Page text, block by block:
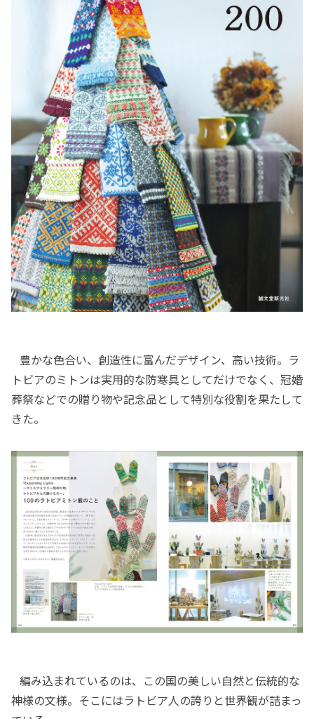
豊かな色合い、創造性に富んだデザイン、高い技術。ラ
トビアのミトンは実用的な防寒具としてだけでなく、冠婚
葬祭などでの贈り物や記念品として特別な役割を果たして
きた。
編み込まれているのは、この国の美しい自然と伝統的な
神様の文様。そこにはラトビア人の誇りと世界観が詰まっ